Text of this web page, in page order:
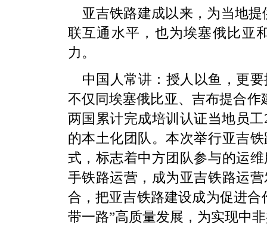
亚吉铁路建成以来，为当地
联互通水平，也为埃塞俄比亚
力。
中国人常讲：授人以鱼，更
不仅同埃塞俄比亚、吉布提合
两国累计完成培训认证当地员
的本土化团队。本次举行亚吉
式，标志着中方团队参与的运
手铁路运营，成为亚吉铁路运
合，把亚吉铁路建设成为促进
带一路”高质量发展，为实现中